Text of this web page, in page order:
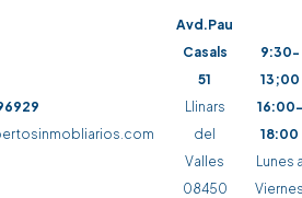
Avd.Pau
Casals
51
Llinars
del
Valles
08450
9:30-
13;00
16:00-
18:00
Lunes